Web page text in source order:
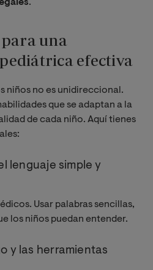
.
para una
efectiva
niños no es unidireccional.
que se adaptan a la
de cada niño. Aquí tienes
lenguaje simple y
Usar palabras sencillas,
los niños puedan entender.
y las herramientas